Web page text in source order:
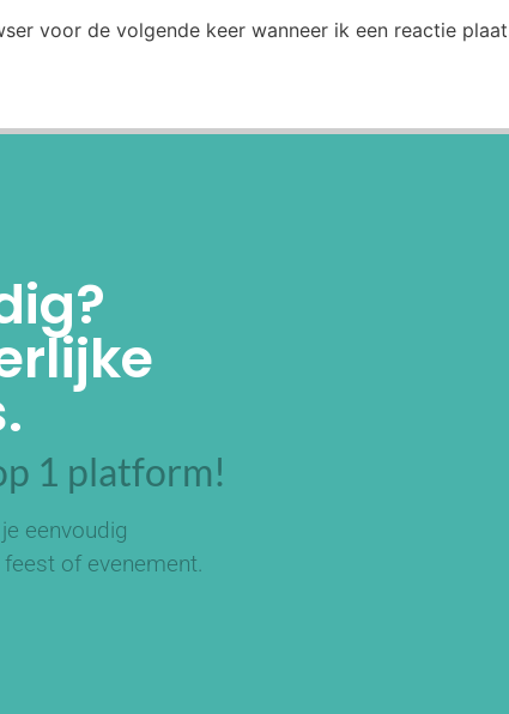
voor de volgende keer wanneer ik een reactie
1 platform!
eenvoudig
of evenement.